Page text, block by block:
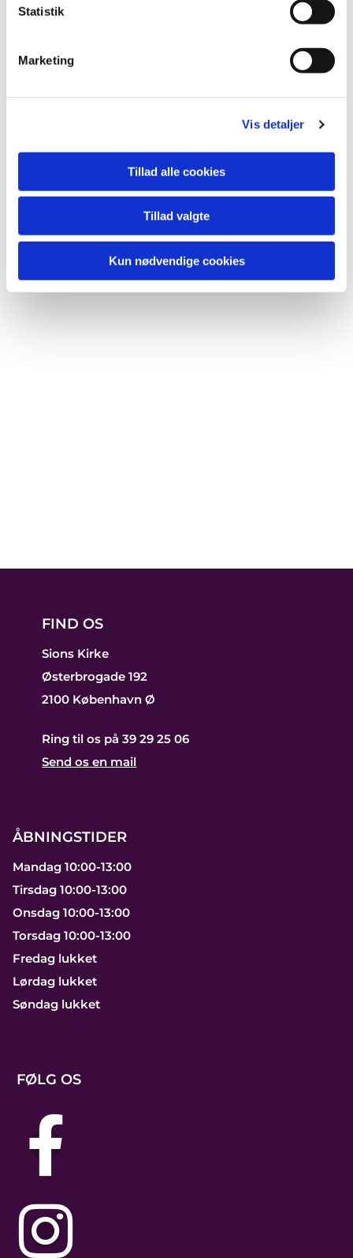
Statistik
Marketing
Vis detaljer
Tillad alle cookies
Tillad valgte
Kun nødvendige cookies
Du vil måske også kunne
FIND OS
Sions Kirke
Østerbrogade 192
2100 København Ø
Ring til os på 39 29 25 06
Send os en mail
ÅBNINGSTIDER
Mandag 10:00-13:00
Tirsdag 10:00-13:00
Onsdag 10:00-13:00
Torsdag 10:00-13:00
Fredag lukket
Lørdag lukket
Søndag lukket
FØLG OS